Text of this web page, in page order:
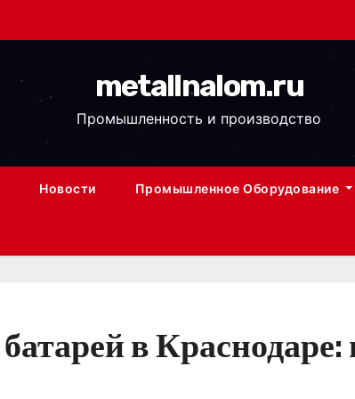
metallnalom.ru
Промышленность и производство
Новости Промышленное Оборудование
в Краснодаре: